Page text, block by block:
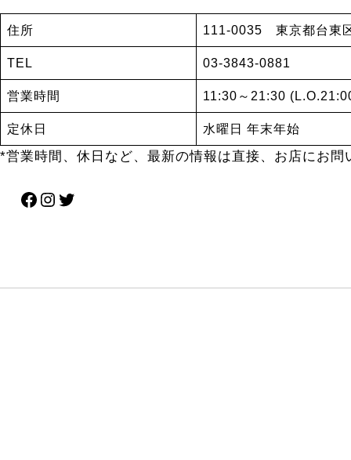
住所 111-0035 東京都台東
TEL 03-3843-0881
営業時間 11:30～21:30
定休日 水曜日 年末年始
*営業時間、休日など、最新の情報は直接、お店にお問
Facebook
Instagram
Twitter